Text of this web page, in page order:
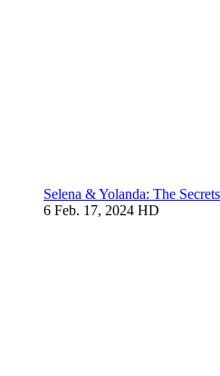
Selena & Yolanda: The
6 Feb. 17, 2024 HD